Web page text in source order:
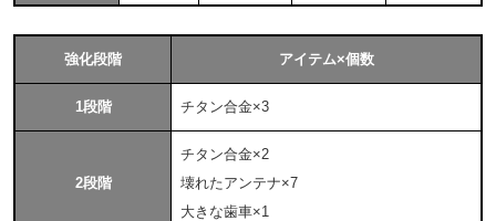
強化段階 アイテム×個数
1段階 チタン合金×3
2段階
チタン合金×2
壊れたアンテナ×7
大きな歯車×1